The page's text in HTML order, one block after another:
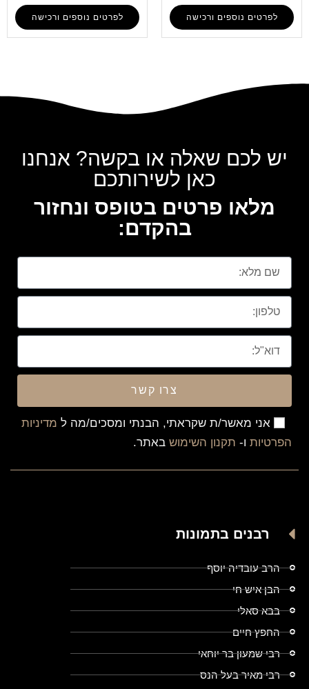
לפרטים נוספים ורכישה לפרטים נוספים ורכישה
יש לכם שאלה או בקשה? אנחנו
כאן לשירותכם
מלאו פרטים בטופס ונחזור
בהקדם:
אני מאשר/ת שקראתי, הבנתי ומסכים/מה ל מדיניות
הפרטיות ו- תקנון השימוש באתר.
צרו קשר
רבנים בתמונות
הרב עובדיה יוסף
הבן איש חי
בבא סאלי
החפץ חיים
רבי שמעון בר יוחאי
רבי מאיר בעל הנס